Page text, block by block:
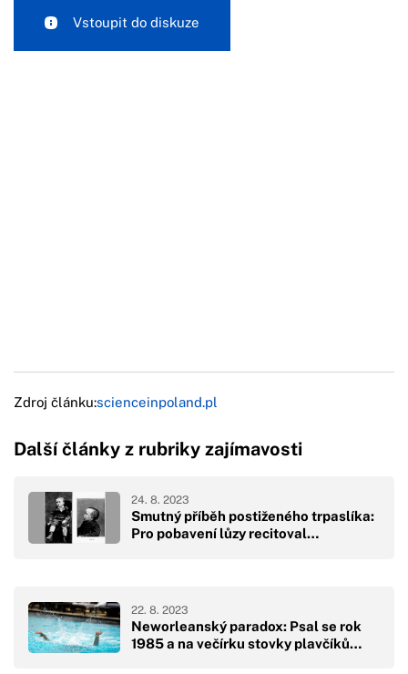
Vstoupit do diskuze
Zdroj článku:scienceinpoland.pl
Další články z rubriky zajímavosti
Smutný příběh postiženého trpaslíka:
Pro pobavení lůzy recitoval…
24. 8. 2023
Neworleanský paradox: Psal se rok
1985 a na večírku stovky plavčíků…
22. 8. 2023